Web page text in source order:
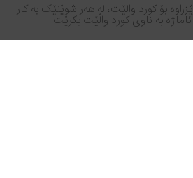
بۆ کورد واڵێت، لە هەر شوێنێک بە کار
بە ناوی کورد واڵێت بکرێت